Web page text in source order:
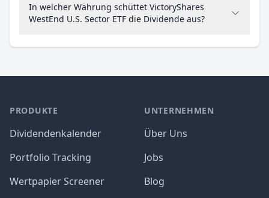
In welcher Währung schüttet VictoryShares
WestEnd U.S. Sector ETF die Dividende aus?
PRODUKTE
Dividendenkalender
Portfolio Tracking
Wertpapier Screener
UNTERNEHMEN
Über Uns
Jobs
Blog